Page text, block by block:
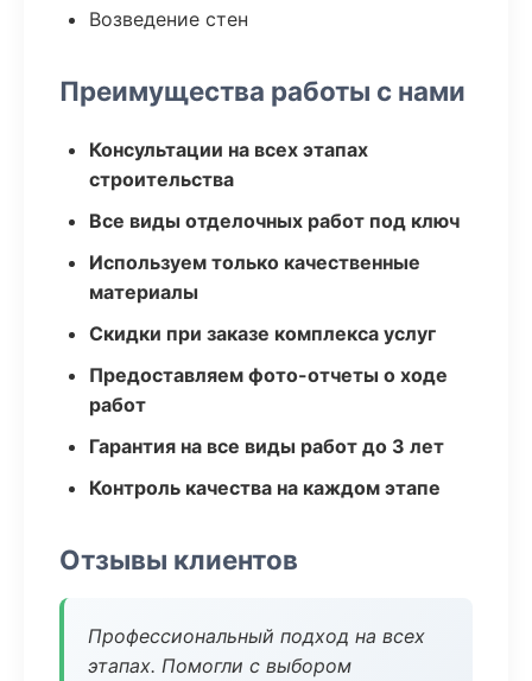
Возведение стен
Преимущества работы с нами
Консультации на всех этапах
строительства
Все виды отделочных работ под ключ
Используем только качественные
материалы
Скидки при заказе комплекса услуг
Предоставляем фото-отчеты о ходе
работ
Гарантия на все виды работ до 3 лет
Контроль качества на каждом этапе
Отзывы клиентов
Профессиональный подход на всех
этапах. Помогли с выбором